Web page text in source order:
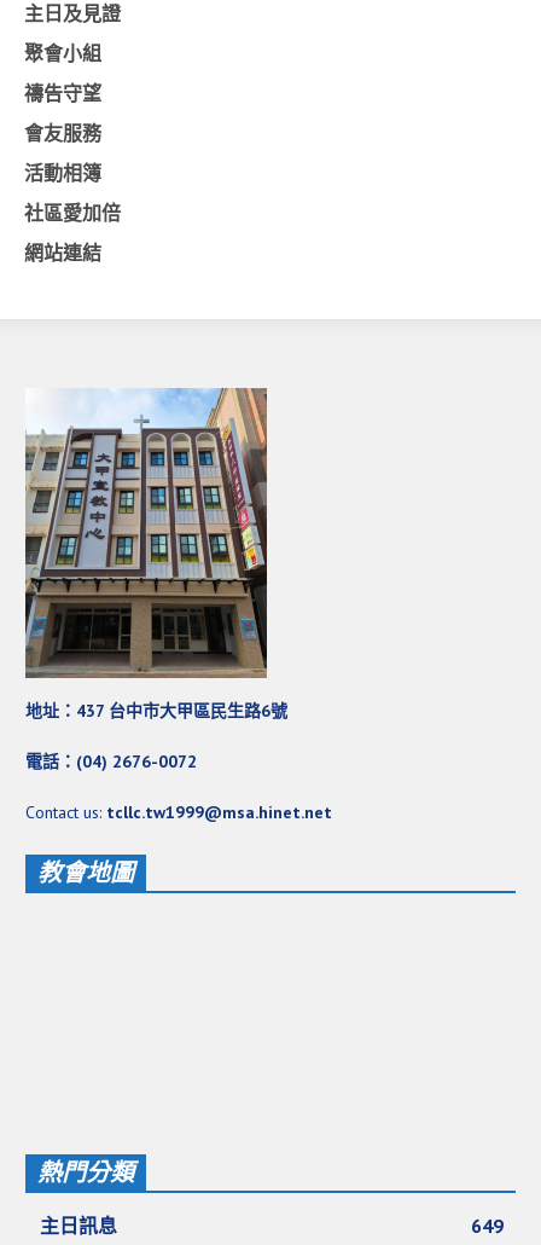
每日研經釋義
信望愛全球資訊網
基督教今日報
基督教論壇報
主日及見證
聚會小組
禱告守望
會友服務
活動相簿
社區愛加倍
網站連結
地址：437 台中市大甲區民生路6號
電話：(04) 2676-0072
Contact us: tcllc.tw1999@msa.hinet.net
教會地圖
熱門分類
主日訊息 649